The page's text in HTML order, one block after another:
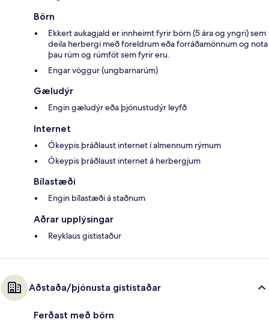
Börn
Ekkert aukagjald er innheimt fyrir börn (5 ára og yngri) sem
deila herbergi með foreldrum eða forráðamönnum og nota
þau rúm og rúmföt sem fyrir eru.
Engar vöggur (ungbarnarúm)
Gæludýr
Engin gæludýr eða þjónustudýr leyfð
Internet
Ókeypis þráðlaust internet í almennum rýmum
Ókeypis þráðlaust internet á herbergjum
Bílastæði
Engin bílastæði á staðnum
Aðrar upplýsingar
Reyklaus gististaður
Aðstaða/þjónusta gististaðar
Ferðast með börn